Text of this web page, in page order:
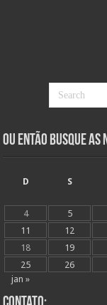
Ou Então Busque
D
S
4
5
11
12
18
19
25
26
jan »